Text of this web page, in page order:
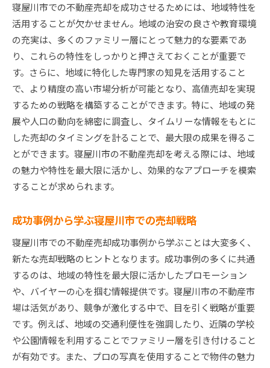
キャッチコピーで心をつかむ広告戦略
寝屋川市不動産売却における最新市場動向を活用す
る
最新の政策と市場動向が売却に与える影響
寝屋川市の不動産需要トレンドを読む
周辺地域との比較で見える競争力の強み
テクノロジーを活用した新たな売却方法
社会変化に対応する売却アプローチ
市場専門家の意見を活かした戦略構築
寝屋川市での不動産売却を成功に導く確実な一歩
信頼できる不動産エージェントの選び方
不動産売却における法的知識の重要性
費用対効果を考えた売却計画の立案
買い手の心をつかむための交渉ポイント
寝屋川市での不動産売却を成功させるためには、地域特性を
活用することが欠かせません。地域の治安の良さや教育環境
の充実は、多くのファミリー層にとって魅力的な要素であ
り、これらの特性をしっかりと押さえておくことが重要で
す。さらに、地域に特化した専門家の知見を活用すること
で、より精度の高い市場分析が可能となり、高値売却を実現
するための戦略を構築することができます。特に、地域の発
展や人口の動向を綿密に調査し、タイムリーな情報をもとに
した売却のタイミングを計ることで、最大限の成果を得るこ
とができます。寝屋川市の不動産売却を考える際には、地域
の魅力や特性を最大限に活かし、効果的なアプローチを模索
することが求められます。
成功事例から学ぶ寝屋川市での売却戦略
寝屋川市での不動産売却成功事例から学ぶことは大変多く、
新たな売却戦略のヒントとなります。成功事例の多くに共通
するのは、地域の特性を最大限に活かしたプロモーション
や、バイヤーの心を掴む情報提供です。寝屋川市の不動産市
場は活気があり、競争が激化する中で、目を引く戦略が重要
です。例えば、地域の交通利便性を強調したり、近隣の学校
や公園情報を利用することでファミリー層を引き付けること
が有効です。また、プロの写真を使用することで物件の魅力